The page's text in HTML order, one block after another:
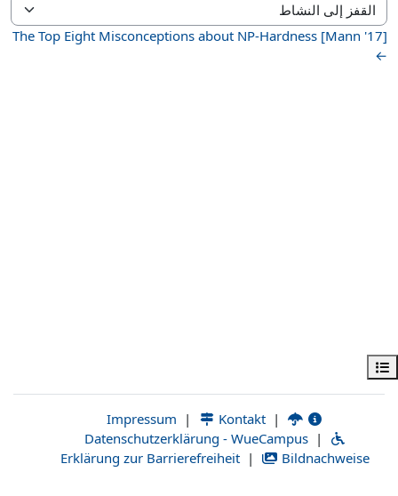
المقرر
القفز إلى النشاط
[Mann '17] The Top Eight Misconceptions about NP-Hardness
←
| Kontakt |
Datenschutzerklärung - WueCampus |
Erklärung zur Barrierefreiheit | Bildnachweise